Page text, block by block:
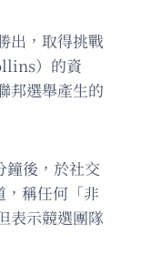
出，取得挑戰
）的資
邦選舉產生的
後，於社交
稱任何「非
表示競選團隊